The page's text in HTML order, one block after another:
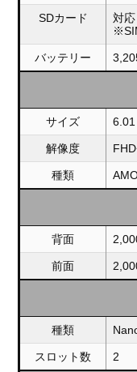
SDカード
対応
バッテリー
サイズ
解像度
種類
背面
前面
種類
スロット数 2